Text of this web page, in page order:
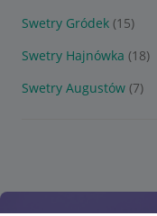
Swetry Gródek (15)
Swetry Hajnówka (18)
Swetry Augustów (7)